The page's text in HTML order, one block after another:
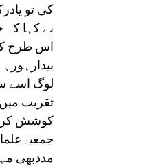
کی تو
نے کہا کہ
اس طرح
لوگ اسے
تقریب
کوشش
مددبھی